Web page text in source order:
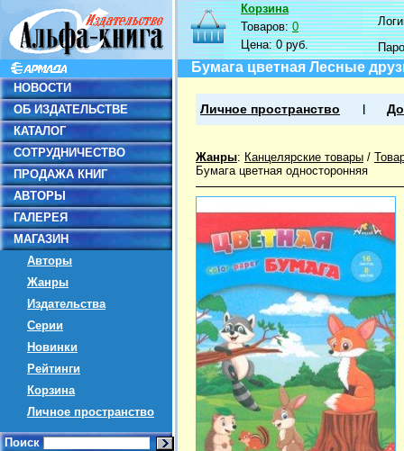
НОВОСТИ
ОБ ИЗДАТЕЛЬСТВЕ
КАТАЛОГ
СОТРУДНИЧЕСТВО
ПРОДАЖА КНИГ
АВТОРЫ
ГАЛЕРЕЯ
МАГАЗИН
Авторы
Жанры
Издательства
Серии
Новинки
Рейтинги
Корзина
Личное пространство
Поиск
Корзина
Товаров:0
Цена:0 руб.
Бумага цветная Лесные
Личное пространство
Жанры: Канцелярские товары /
Бумага цветная односторонняя